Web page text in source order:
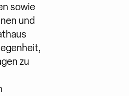
sowie
und
zu